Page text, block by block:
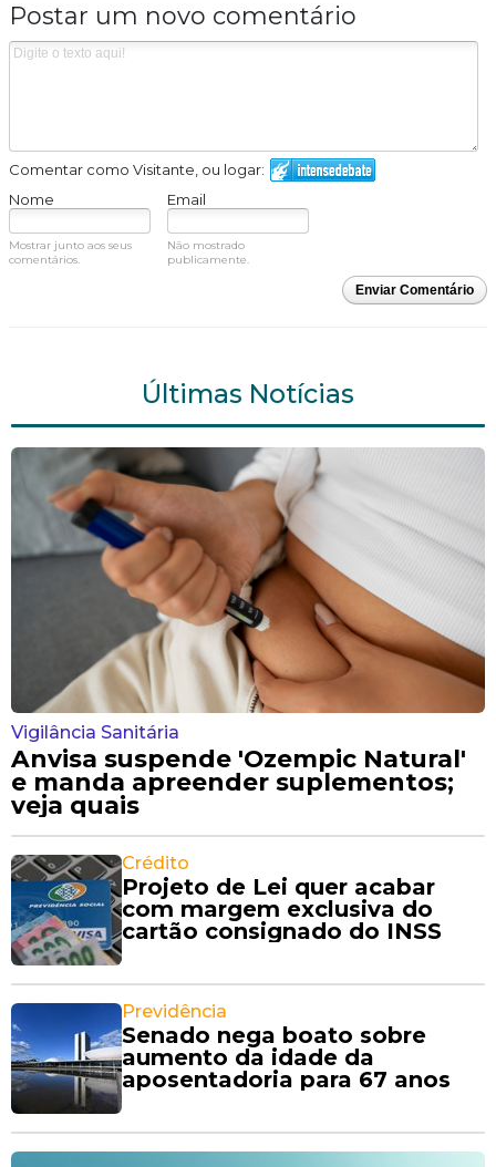
Postar um novo comentário
Comentar como Visitante, ou logar:
Nome
Email
Mostrar junto aos seus
comentários.
Não mostrado
publicamente.
Enviar Comentário
Últimas Notícias
Vigilância Sanitária
Anvisa suspende 'Ozempic Natural'
e manda apreender suplementos;
veja quais
Crédito
Projeto de Lei quer acabar
com margem exclusiva do
cartão consignado do INSS
Previdência
Senado nega boato sobre
aumento da idade da
aposentadoria para 67 anos